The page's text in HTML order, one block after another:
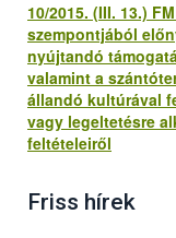
10/2015. (III. 13.)
szempontjából
nyújtandó
valamint a
állandó kultúrával
vagy legeltetésre
feltételeiről
Friss hírek